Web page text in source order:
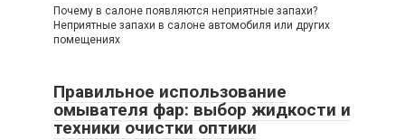
Почему в салоне появляются неприятные запахи?
Неприятные запахи в салоне автомобиля или других
помещениях
Правильное использование
омывателя фар: выбор жидкости и
техники очистки оптики